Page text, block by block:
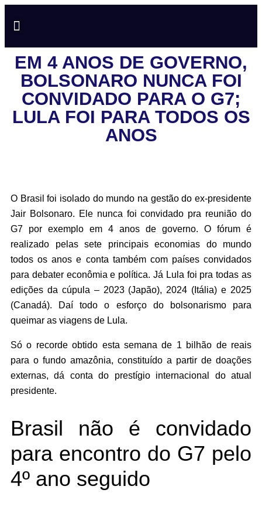
EM 4 ANOS DE GOVERNO,
BOLSONARO NUNCA FOI
CONVIDADO PARA O G7;
LULA FOI PARA TODOS OS
ANOS
O Brasil foi isolado do mundo na gestão do ex-presidente
Jair Bolsonaro. Ele nunca foi convidado pra reunião do
G7 por exemplo em 4 anos de governo. O fórum é
realizado pelas sete principais economias do mundo
todos os anos e conta também com países convidados
para debater econômia e política. Já Lula foi pra todas as
edições da cúpula – 2023 (Japão), 2024 (Itália) e 2025
(Canadá). Daí todo o esforço do bolsonarismo para
queimar as viagens de Lula.
Só o recorde obtido esta semana de 1 bilhão de reais
para o fundo amazônia, constituído a partir de doações
externas, dá conta do prestígio internacional do atual
presidente.
Brasil não é convidado
para encontro do G7 pelo
4º ano seguido